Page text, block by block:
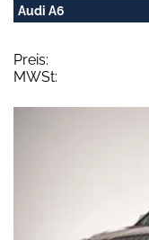
Audi A6
Preis:
MWSt: